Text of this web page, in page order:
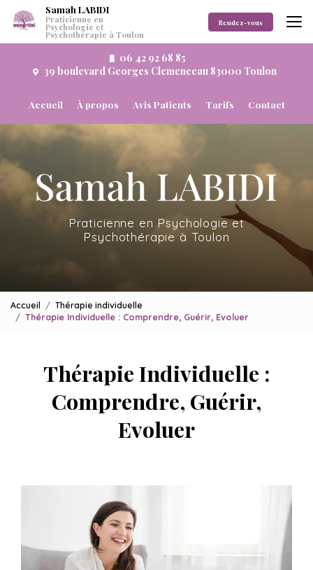
Aller
06 42 92 68 85
39 boulevard Georges Clemenceau 83000 Toulon
Accueil À propos Avis Patients Tarifs Contact
Samah LABIDI
Praticienne en
Psychologie et
Psychothérapie à Toulon
Rendez-vous
Praticienne en Psychologie et
Psychothérapie à Toulon
Accueil
Thérapie individuelle
Thérapie Individuelle : Comprendre, Guérir, Evoluer
Thérapie Individuelle :
Comprendre, Guérir,
Evoluer